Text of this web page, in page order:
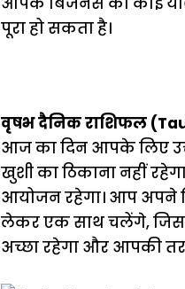
पूरा हो सकता है।
वृषभ दैनिक राशिफल
आज का दिन आपके लिए
खुशी का ठिकाना नहीं
आयोजन रहेगा। आप अपने
लेकर एक साथ चलेंगे,
अच्छा रहेगा और आपकी